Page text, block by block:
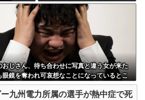
うw w w
ｗｗｗｗｗｗｗ
じさん、待ち合わせに写真と違う女が来た
鏡を奪われ可哀想なことになっているとこ
…
ー九州電力所属の選手が熱中症で死